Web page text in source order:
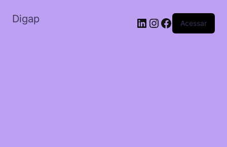
Digap Acessar